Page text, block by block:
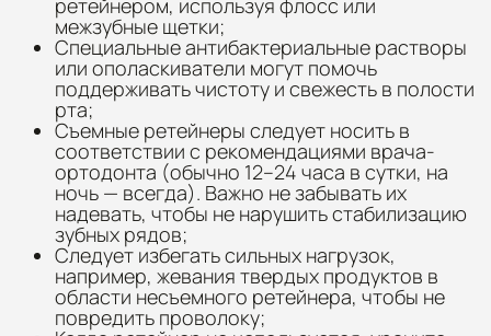
межзубные щетки;
Специальные антибактериальные растворы
или ополаскиватели могут помочь
поддерживать чистоту и свежесть в полости
рта;
Съемные ретейнеры следует носить в
соответствии с рекомендациями врача-
ортодонта (обычно 12–24 часа в сутки, на
ночь — всегда). Важно не забывать их
надевать, чтобы не нарушить стабилизацию
зубных рядов;
Следует избегать сильных нагрузок,
например, жевания твердых продуктов в
области несъемного ретейнера, чтобы не
повредить проволоку;